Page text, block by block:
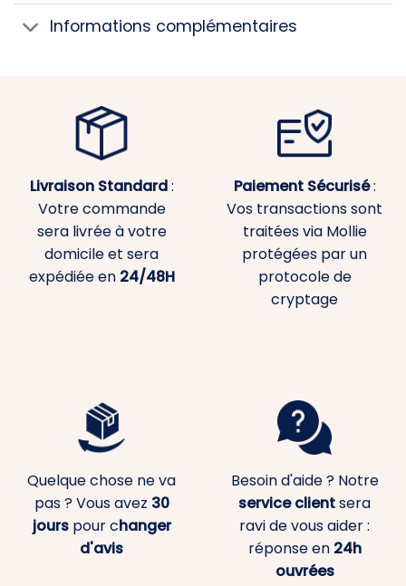
Informations complémentaires
Livraison Standard:
Votre commande
sera livrée à votre
domicile et sera
expédiée en 24/48H
Paiement Sécurisé:
Vos transactions sont
traitées via Mollie
protégées par un
protocole de
cryptage
Quelque chose ne va
pas ? Vous avez 30
jourspour changer
d'avis
Besoin d'aide ? Notre
service clientsera
ravi de vous aider :
réponse en 24h
ouvrées